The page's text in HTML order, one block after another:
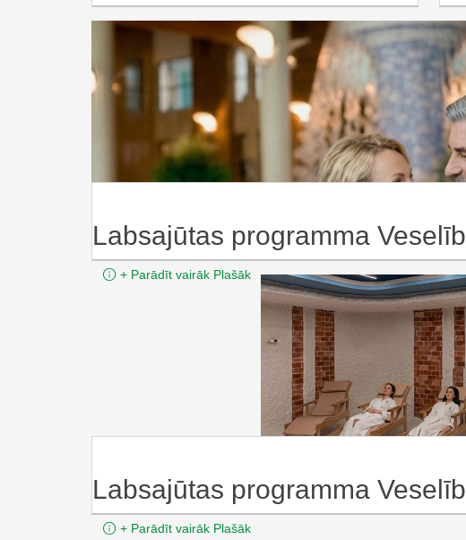
Labsajūtas programma
Minimālais ilgums:
Labsajūtas programma
+ Parādīt vairāk Plašāk
Labsajūtas
Veselības dienas
Minimālais ilgums:
2 n.
Labsajūtas programma
+ Parādīt vairāk Plašāk